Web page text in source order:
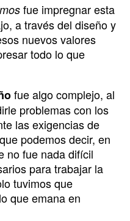
fue impregnar esta
a través del diseño y
nuevos valores
todo lo que
fue algo complejo, al
problemas con los
las exigencias de
podemos decir, en
no fue nada difícil
para trabajar la
tuvimos que
que emana en